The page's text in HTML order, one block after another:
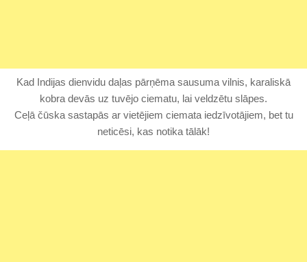
Kad Indijas dienvidu daļas pārņēma sausuma vilnis, karaliskā
kobra devās uz tuvējo ciematu, lai veldzētu slāpes.
Ceļā čūska sastapās ar vietējiem ciemata iedzīvotājiem, bet tu
neticēsi, kas notika tālāk!